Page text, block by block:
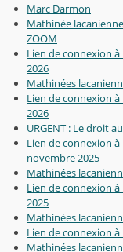
Marc Darmon
Mathinée
ZOOM
Lien de connexion
2026
Mathinées
Lien de connexion
2026
URGENT : Le droit
Lien de connexion
novembre 2025
Mathinées
Lien de connexion
2025
Mathinées
Lien de connexion
Mathinées